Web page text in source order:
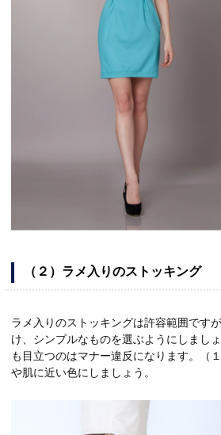
（２）ラメ入りのストッキング
ラメ入りのストッキングは許容範囲です
け、シンプルなものを選ぶようにしまし
も目立つのはマナー違反になります。（
や肌に近い色にしましょう。